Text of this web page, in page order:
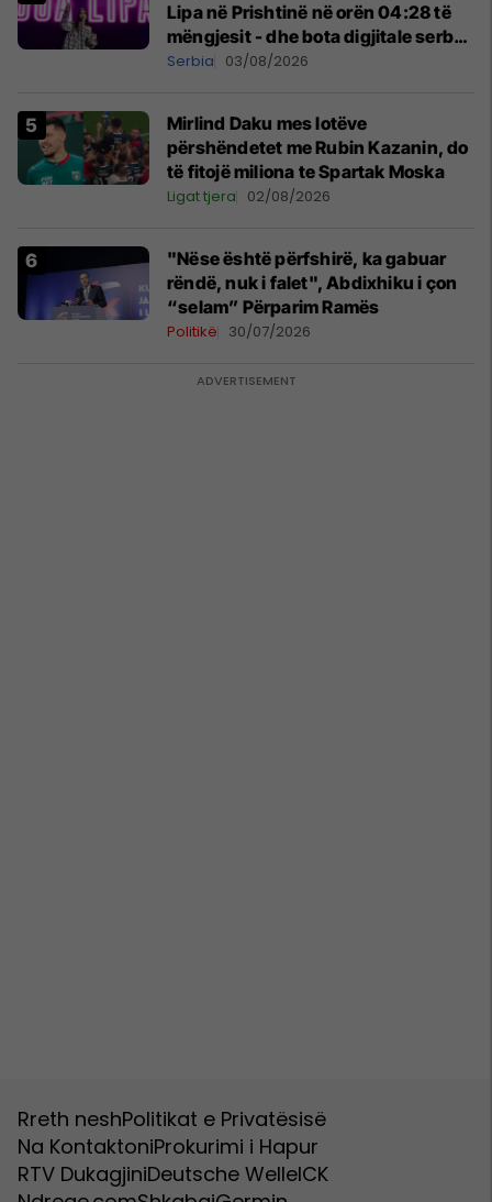
Lipa në Prishtinë në orën 04:28 të
mëngjesit - dhe bota digjitale serbe
shpall gjendjen e luftës
Serbia 03/08/2026
Mirlind Daku mes lotëve
përshëndetet me Rubin Kazanin, do
të fitojë miliona te Spartak Moska
Ligat tjera 02/08/2026
"Nëse është përfshirë, ka gabuar
rëndë, nuk i falet", Abdixhiku i çon
“selam” Përparim Ramës
Politikë 30/07/2026
Rreth neshPolitikat e Privatësisë
Na KontaktoniProkurimi i Hapur
RTV DukagjiniDeutsche WelleICK